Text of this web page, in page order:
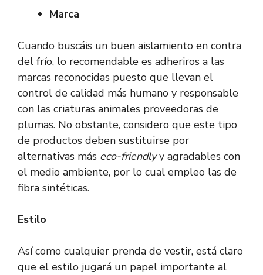
Marca
Cuando buscáis un buen aislamiento en contra
del frío, lo recomendable es adheriros a las
marcas reconocidas puesto que llevan el
control de calidad más humano y responsable
con las criaturas animales proveedoras de
plumas. No obstante, considero que este tipo
de productos deben sustituirse por
alternativas más eco-friendlyy agradables con
el medio ambiente, por lo cual empleo las de
fibra sintéticas.
Estilo
Así como cualquier prenda de vestir, está claro
que el estilo jugará un papel importante al